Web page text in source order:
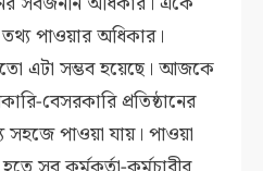
পাওয়ার অধিকার।
এটা সম্ভব হয়েছে। আজকে
বেসরকারি প্রতিষ্ঠানের
পাওয়া যায়। পাওয়া